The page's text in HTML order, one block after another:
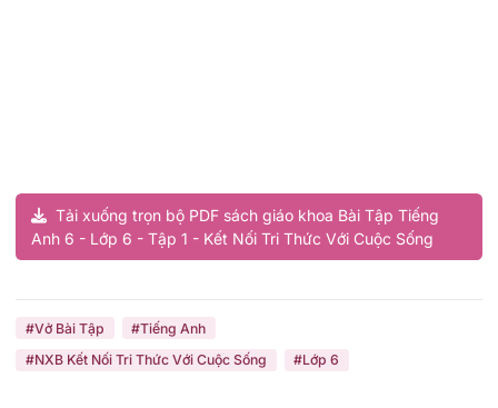
Tải xuống trọn bộ PDF sách giáo khoa Bài Tập Tiếng
Anh 6 - Lớp 6 - Tập 1 - Kết Nối Tri Thức Với Cuộc Sống
#Vở Bài Tập
#Tiếng Anh
#NXB Kết Nối Tri Thức Với Cuộc Sống
#Lớp 6